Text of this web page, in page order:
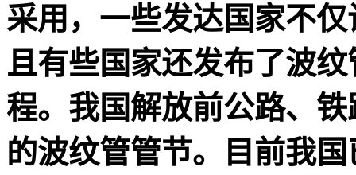
采用，一些发达国家不
且有些国家还发布了波
程。我国解放前公路、
的波纹管管节。目前我